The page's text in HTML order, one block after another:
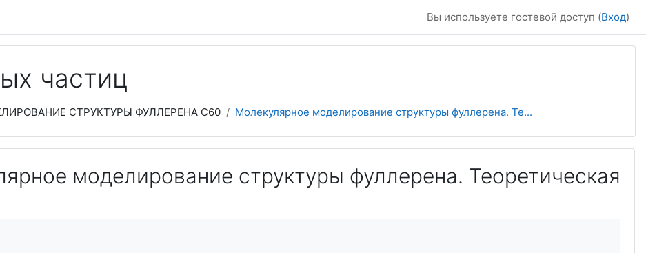
Вы используете гостевой доступ (Вход)
частиц
СТРУКТУРЫ ФУЛЛЕРЕНА С60 Молекулярное моделирование структуры фуллерена. Те...
моделирование структуры фуллерена. Теоретическая